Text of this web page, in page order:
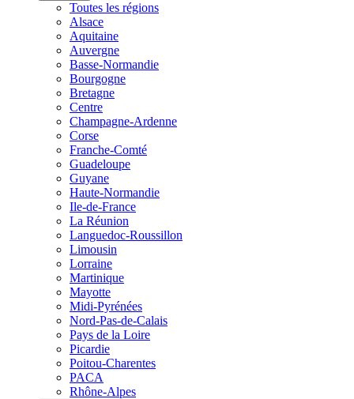
Toutes les régions
Alsace
Aquitaine
Auvergne
Basse-Normandie
Bourgogne
Bretagne
Centre
Champagne-Ardenne
Corse
Franche-Comté
Guadeloupe
Guyane
Haute-Normandie
Ile-de-France
La Réunion
Languedoc-Roussillon
Limousin
Lorraine
Martinique
Mayotte
Midi-Pyrénées
Nord-Pas-de-Calais
Pays de la Loire
Picardie
Poitou-Charentes
PACA
Rhône-Alpes